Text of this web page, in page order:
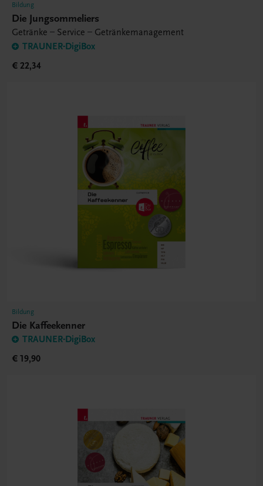
Bildung
Die Jungsommeliers
Getränke – Service – Getränkemanagement
TRAUNER-DigiBox
€ 22,34
Bildung
Die Kaffeekenner
TRAUNER-DigiBox
€ 19,90